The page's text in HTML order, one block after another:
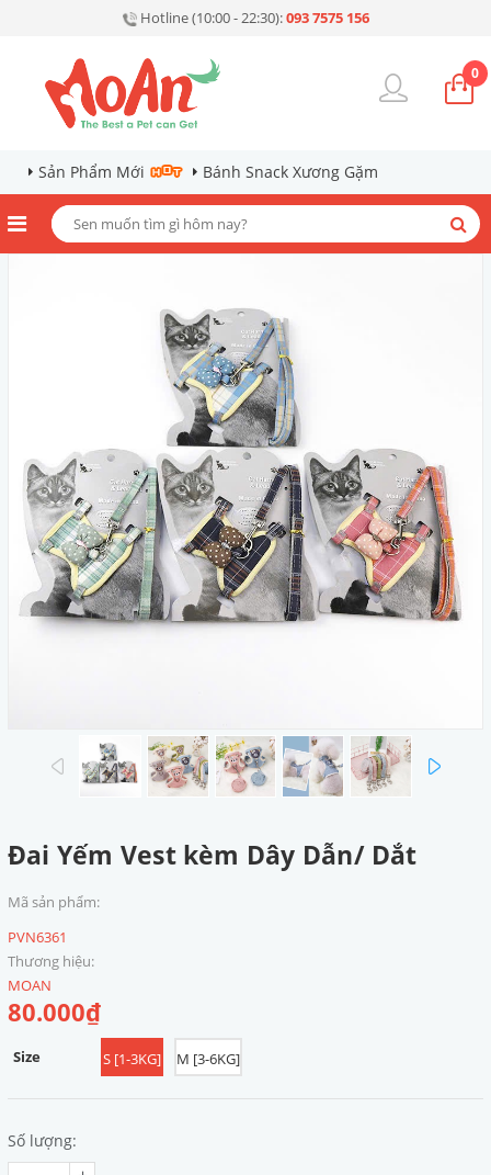
Hotline (10:00 - 22:30):093 7575 156
0
Sản Phẩm Mới Bánh Snack Xương Gặm
prev
Đai Yếm Vest kèm Dây Dẫn/ Dắt
Mã sản phẩm:
PVN6361
Thương hiệu:
MOAN
80.000₫
Size S [1-3KG] M [3-6KG]
Số lượng: